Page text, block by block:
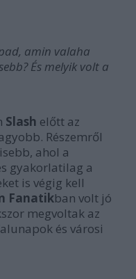
amin valaha
És melyik volt a
Slash előtt az
Részemről
ahol a
gyakorlatilag a
is végig kell
Fanatikban volt jó
megvoltak az
és városi